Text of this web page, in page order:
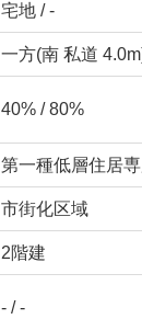
宅地 / -
一方(南 私道
40% / 80%
第一種低層住居専
市街化区域
2階建
- / -